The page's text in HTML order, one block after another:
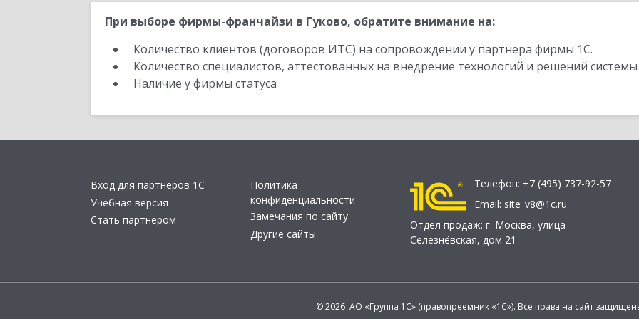
При выборе фирмы-франчайзи в Гуково, обратите внимание на:
Количество клиентов (договоров ИТС) на сопровождении у партнера фирмы 1С.
Количество специалистов, аттестованных на внедрение технологий и решений
Наличие у фирмы статуса
Вход для партнеров 1С
Учебная версия
Стать партнером
Политика
конфиденциальности
Замечания по сайту
Другие сайты
Телефон: +7 (495) 737-92-57
Email: site_v8@1c.ru
Отдел продаж: г. Москва, улица
Селезнёвская, дом 21
© 2026 АО «Группа 1С» (правопреемник «1С»). Все права на сайт